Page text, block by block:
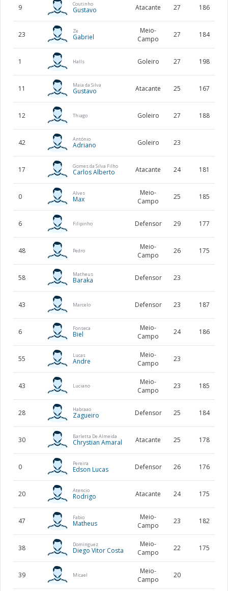
9 Coutinho
Gustavo Atacante 27 186
23 Ze
Gabriel
Meio-
Campo
27 184
1 Halls Goleiro 27 198
11 Maia da Silva
Gustavo Atacante 25 167
12 Thiago Goleiro 27 188
42 António
Adriano Goleiro 23
17 Gomes da Silva Filho
Carlos Alberto Atacante 24 181
0 Alves
Max
Meio-
Campo
25 185
6 Filipinho Defensor 29 177
48 Pedro
Meio-
Campo
26 175
58 Matheus
Baraka Defensor 23
43 Marcelo Defensor 23 187
6 Fonseca
Biel
Meio-
Campo
24 186
55 Lucas
Andre
Meio-
Campo
23
43 Luciano
Meio-
Campo
23 185
28 Habraao
Zagueiro Defensor 25 184
30 Barletta De Almeida
Chrystian Amaral Atacante 25 178
0 Pereira
Edson Lucas Defensor 26 176
20 Atencio
Rodrigo Atacante 24 175
47 Fabio
Matheus
Meio-
Campo
23 182
38 Dominguez
Diego Vitor Costa
Meio-
Campo
22 175
39 Micael
Meio-
Campo
20